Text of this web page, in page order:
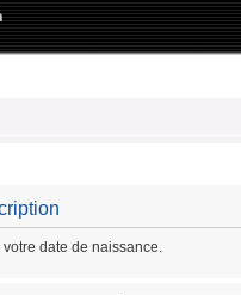
date de naissance.